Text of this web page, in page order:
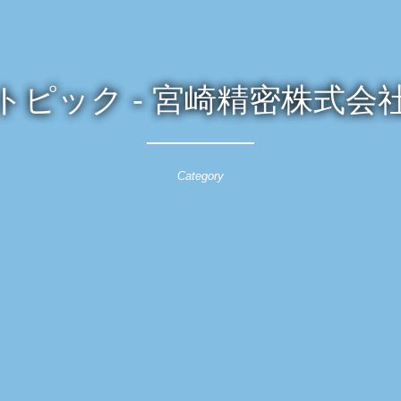
ピック - 宮崎精密株式会
Category